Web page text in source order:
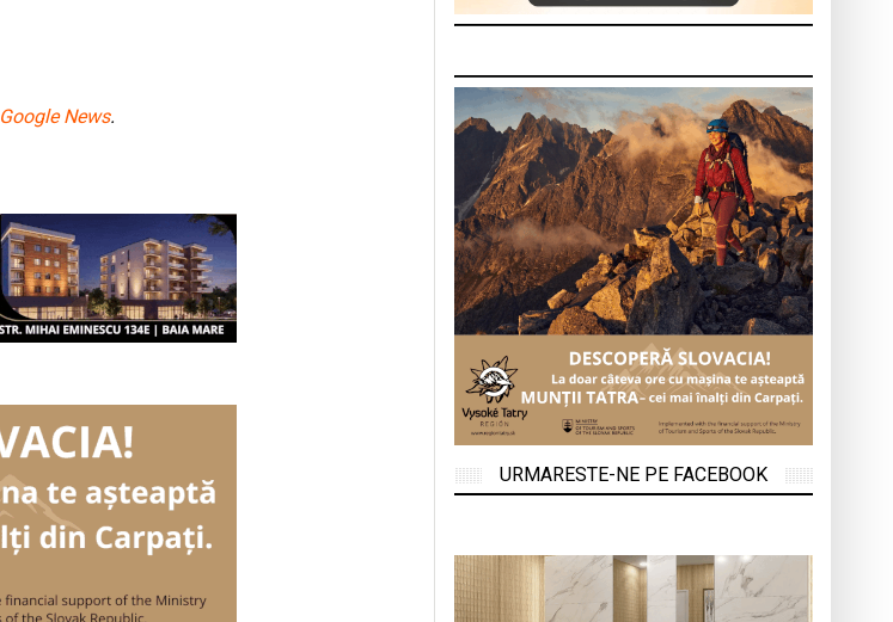
Google News.
URMARESTE-NE PE FACEBOOK